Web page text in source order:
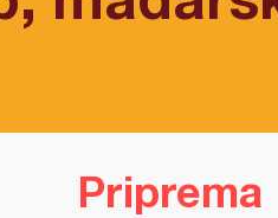
Priprema